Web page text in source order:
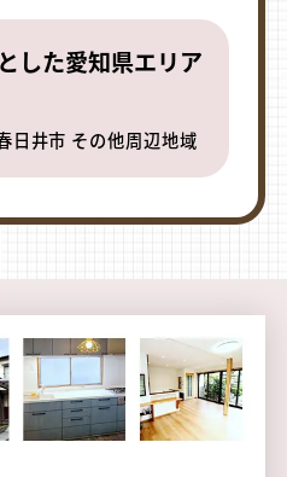
した愛知県エリア
日井市 その他周辺地域